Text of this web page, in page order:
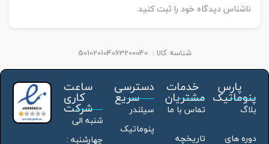
ناشناس دیدگاه خود را ثبت کنید.
شناسه کالا : 501020104063200040
پارس
پنوماتیک
بلاگ
دوره های
خدمات
مشتریان
تماس با ما
تاریخچه
دسترسی
سریع
سیلندر
پنوماتیک
ساعت
کاری
شرکت
شنبه الی
چهارشنبه :